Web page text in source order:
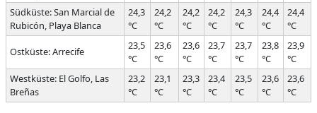
Südküste: San Marcial de
Rubicón, Playa Blanca
24,3
°C
24,2
°C
24,2
°C
24,2
°C
24,3
°C
24,4
°C
24,4
°C
Ostküste: Arrecife
23,5
°C
23,6
°C
23,6
°C
23,7
°C
23,7
°C
23,8
°C
23,9
°C
Westküste: El Golfo, Las
Breñas
23,2
°C
23,1
°C
23,3
°C
23,4
°C
23,5
°C
23,6
°C
23,6
°C